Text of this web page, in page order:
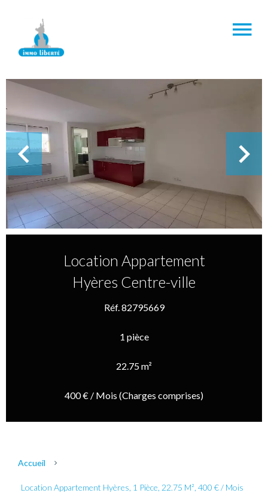
Location Appartement
Hyères Centre-ville
Réf. 82795669
1 pièce
22.75 m²
400 € / Mois (Charges comprises)
Accueil
Location Appartement Hyères, 1 Pièce, 22.75 M², 400 € / Mois